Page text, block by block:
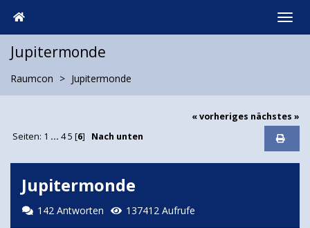
Jupitermonde
Raumcon Jupitermonde
« vorheriges nächstes »
Seiten: 1 ... 4 5 [6] Nach unten
Jupitermonde
142 Antworten 137412 Aufrufe